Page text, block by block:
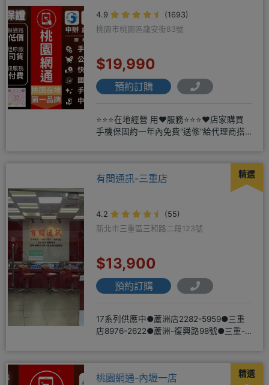
4.9
(1693)
桃園市桃園區龍安街83號
$19,990
預約訂購
⭐⭐⭐在地經營 用❤️服務⭐⭐⭐❤️店家購買
手機保固約一年內免費"送修"給代理商搭
精選
有間通訊-三重店
4.2
(55)
新北市三重區三和路二段123號
$13,900
預約訂購
17系列供應中●蘆洲店2282-5959●三重
店8976-2622●蘆洲-復興路98號●三重-
精選
桃園網通-內壢一店